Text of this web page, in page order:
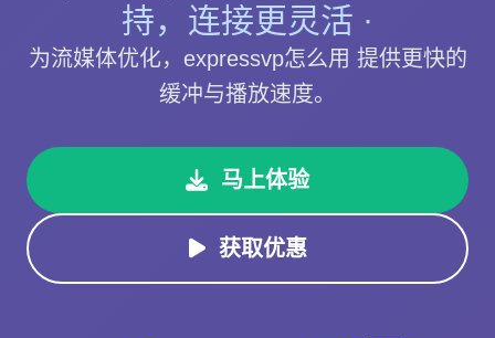
持，连接更灵活 ·
为流媒体优化，expressvp怎么用 提供更快的
缓冲与播放速度。
马上体验
获取优惠